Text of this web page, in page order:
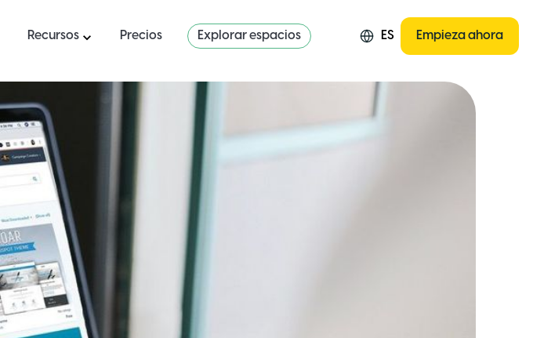
Recursos Precios Explorar espacios ES Empieza ahora